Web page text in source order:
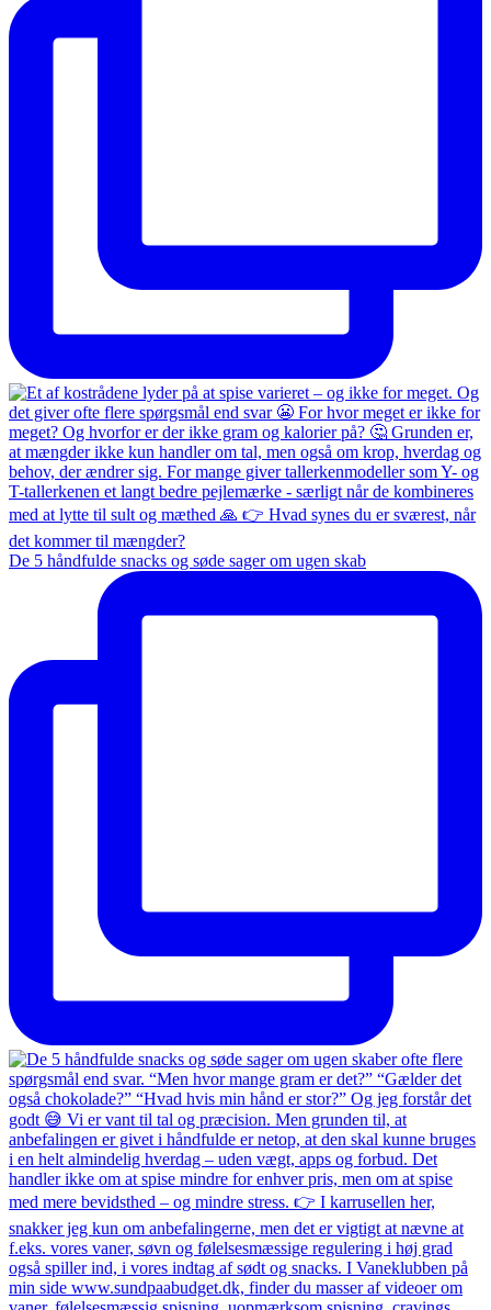
De 5 håndfulde snacks og søde sager om ugen skab